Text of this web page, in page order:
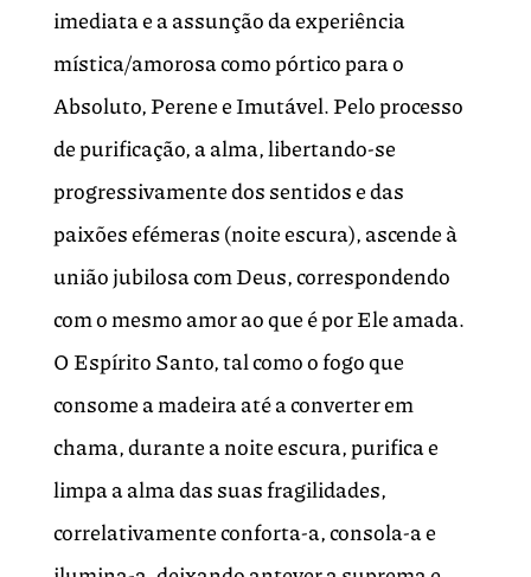
imediata e a assunção da experiência
mística/amorosa como pórtico para o
Absoluto, Perene e Imutável. Pelo processo
de purificação, a alma, libertando-se
progressivamente dos sentidos e das
paixões efémeras (noite escura), ascende à
união jubilosa com Deus, correspondendo
com o mesmo amor ao que é por Ele amada.
O Espírito Santo, tal como o fogo que
consome a madeira até a converter em
chama, durante a noite escura, purifica e
limpa a alma das suas fragilidades,
correlativamente conforta-a, consola-a e